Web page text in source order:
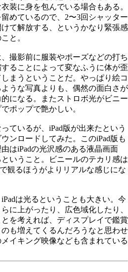
装に身を包んでいる場合もある。
めているので、2〜3回シャッター
て解放する、というかなり緊張感
と。
撮影前に服装やポーズなどの打ち
ることによって変なふうに体が歪
まうということだ。やっぱり絵コ
うな写真よりも、偶然の面白さが
になる。またストロボ光がビニー
ポップで艶かしい。
ているが、iPad版が出来たという
ンロードしてみた。このiPad版も
はiPadの光沢感のある液晶画面
いうこと。ビニールのテカリ感は
観るほうがよりリアルな感じにな
は光るということも大きい。今
に上がったり、広色域化したり、
を考えれば、ディスプレイで鑑賞
も増えてくるんだろうなと思わせ
イキング映像なども含まれている